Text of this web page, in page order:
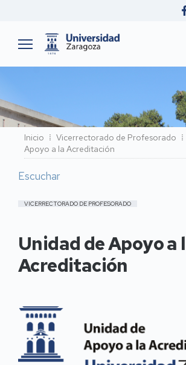
Ruta
de
navegación
Inicio Vicerrectorado de Profesorado
Apoyo a la Acreditación
Escuchar
VICERRECTORADO DE PROFESORADO
Unidad de Apoyo a
Acreditación